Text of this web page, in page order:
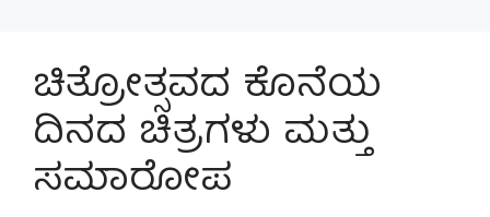
ಚಿತ್ರೋತ್ಸವದ ಕೊನೆಯ
ದಿನದ ಚಿತ್ರಗಳು ಮತ್ತು
ಸಮಾರೋಪ